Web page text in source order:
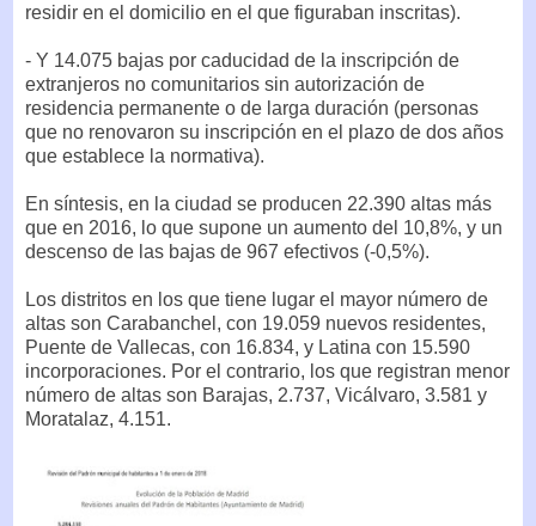
residir en el domicilio en el que figuraban inscritas).
- Y 14.075 bajas por caducidad de la inscripción de
extranjeros no comunitarios sin autorización de
residencia permanente o de larga duración (personas
que no renovaron su inscripción en el plazo de dos años
que establece la normativa).
En síntesis, en la ciudad se producen 22.390 altas más
que en 2016, lo que supone un aumento del 10,8%, y un
descenso de las bajas de 967 efectivos (-0,5%).
Los distritos en los que tiene lugar el mayor número de
altas son Carabanchel, con 19.059 nuevos residentes,
Puente de Vallecas, con 16.834, y Latina con 15.590
incorporaciones. Por el contrario, los que registran menor
número de altas son Barajas, 2.737, Vicálvaro, 3.581 y
Moratalaz, 4.151.